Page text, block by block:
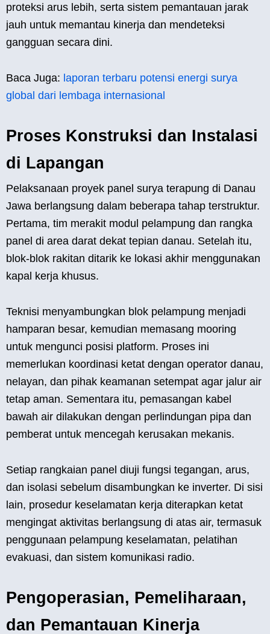
proteksi arus lebih, serta sistem pemantauan jarak
jauh untuk memantau kinerja dan mendeteksi
gangguan secara dini.
Baca Juga: laporan terbaru potensi energi surya
global dari lembaga internasional
Proses Konstruksi dan Instalasi
di Lapangan
Pelaksanaan proyek panel surya terapung di Danau
Jawa berlangsung dalam beberapa tahap terstruktur.
Pertama, tim merakit modul pelampung dan rangka
panel di area darat dekat tepian danau. Setelah itu,
blok-blok rakitan ditarik ke lokasi akhir menggunakan
kapal kerja khusus.
Teknisi menyambungkan blok pelampung menjadi
hamparan besar, kemudian memasang mooring
untuk mengunci posisi platform. Proses ini
memerlukan koordinasi ketat dengan operator danau,
nelayan, dan pihak keamanan setempat agar jalur air
tetap aman. Sementara itu, pemasangan kabel
bawah air dilakukan dengan perlindungan pipa dan
pemberat untuk mencegah kerusakan mekanis.
Setiap rangkaian panel diuji fungsi tegangan, arus,
dan isolasi sebelum disambungkan ke inverter. Di sisi
lain, prosedur keselamatan kerja diterapkan ketat
mengingat aktivitas berlangsung di atas air, termasuk
penggunaan pelampung keselamatan, pelatihan
evakuasi, dan sistem komunikasi radio.
Pengoperasian, Pemeliharaan,
dan Pemantauan Kinerja